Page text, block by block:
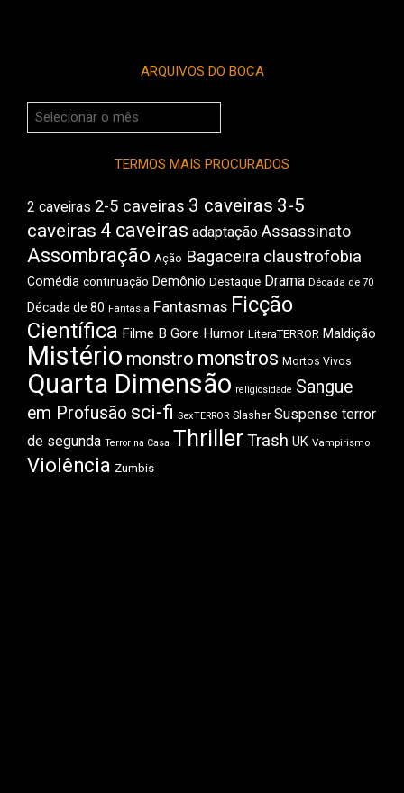
ARQUIVOS DO BOCA
Arquivos
do
TERMOS MAIS PROCURADOS
2 caveiras 2-5 caveiras 3 caveiras 3-5
caveiras 4 caveiras adaptação Assassinato
Assombração Ação Bagaceira claustrofobia
Comédia continuação Demônio Destaque Drama Década de 70
Década de 80 Fantasia Fantasmas Ficção
Científica Filme B Gore Humor LiteraTERROR Maldição
Mistério monstro monstros Mortos Vivos
Quarta Dimensão religiosidade Sangue
em Profusão sci-fi SexTERROR Slasher Suspense terror
de segunda Terror na Casa ThrillerTrash UK Vampirismo
Violência Zumbis